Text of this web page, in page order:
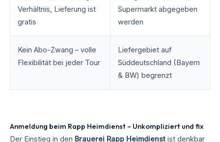
Verhältnis, Lieferung ist
gratis
Supermarkt abgegeben
werden
Kein Abo-Zwang – volle
Flexibilität bei jeder Tour
Liefergebiet auf
Süddeutschland (Bayern
& BW) begrenzt
Anmeldung beim Rapp Heimdienst – Unkompliziert und fix
Der Einstieg in den Brauerei Rapp Heimdienst ist denkbar